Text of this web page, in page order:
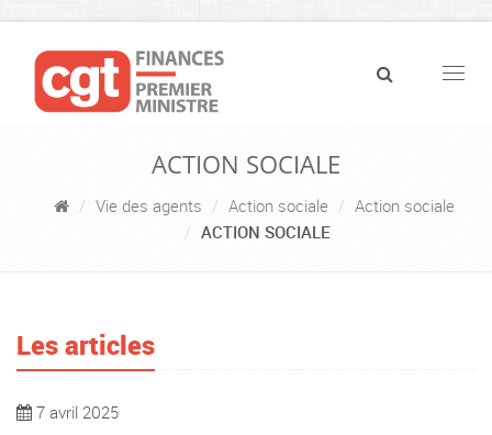
ACTION SOCIALE
Vie des agents Action sociale
Action sociale
ACTION SOCIALE
Les articles
7 avril 2025